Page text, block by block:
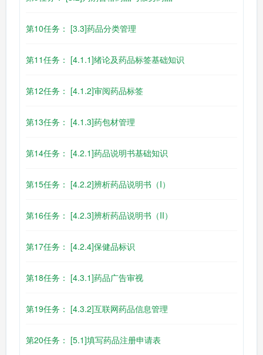
第10任务： [3.3]药品分类管理
第11任务： [4.1.1]绪论及药品标签基础知识
第12任务： [4.1.2]审阅药品标签
第13任务： [4.1.3]药包材管理
第14任务： [4.2.1]药品说明书基础知识
第15任务： [4.2.2]辨析药品说明书（I）
第16任务： [4.2.3]辨析药品说明书（II）
第17任务： [4.2.4]保健品标识
第18任务： [4.3.1]药品广告审视
第19任务： [4.3.2]互联网药品信息管理
第20任务： [5.1]填写药品注册申请表